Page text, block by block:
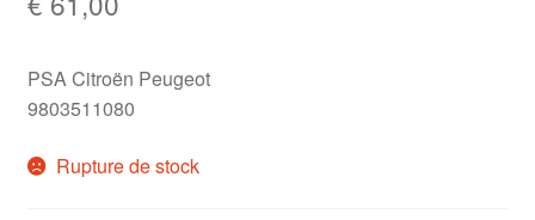
PSA Citroën Peugeot
9803511080
Rupture de stock